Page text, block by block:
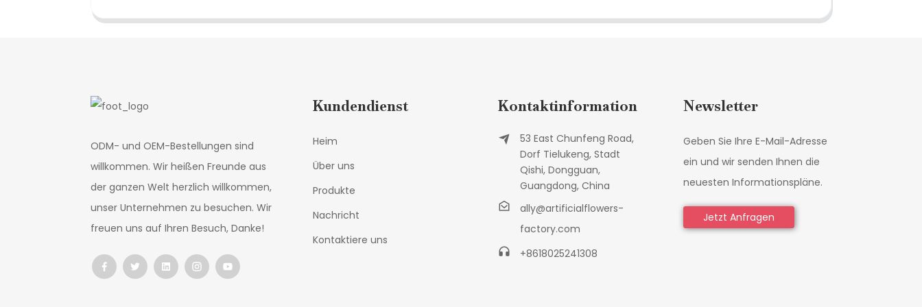
ODM- und OEM-Bestellungen sind
willkommen. Wir heißen Freunde aus
der ganzen Welt herzlich willkommen,
unser Unternehmen zu besuchen. Wir
freuen uns auf Ihren Besuch, Danke!
Kundendienst
Heim
Über uns
Produkte
Nachricht
Kontaktiere uns
Kontaktinformation
53 East Chunfeng Road,
Dorf Tielukeng, Stadt
Qishi, Dongguan,
Guangdong, China
ally@artificialflowers-
factory.com
+8618025241308
Newsletter
Geben Sie Ihre E-Mail-Adresse
ein und wir senden Ihnen die
neuesten Informationspläne.
Jetzt Anfragen